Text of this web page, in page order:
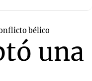
bélico
una